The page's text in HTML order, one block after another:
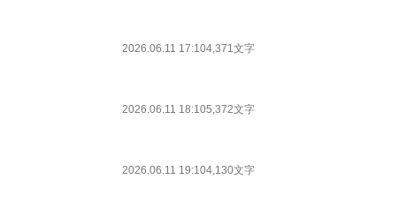
2026.06.11 17:104,371文字
2026.06.11 18:105,372文字
2026.06.11 19:104,130文字